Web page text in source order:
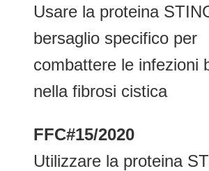
Usare la proteina
bersaglio specifico per
combattere le infezioni
nella fibrosi cistica
FFC#15/2020
Utilizzare la proteina